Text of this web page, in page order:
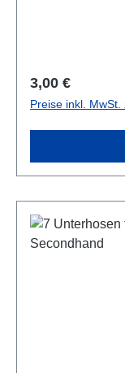
Regulärer
3,00 €
Preise inkl.